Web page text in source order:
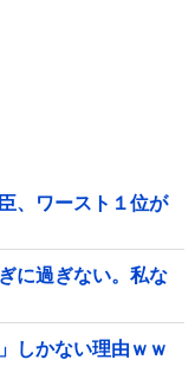
、ワースト１位が
に過ぎない。私な
しかない理由ｗｗ